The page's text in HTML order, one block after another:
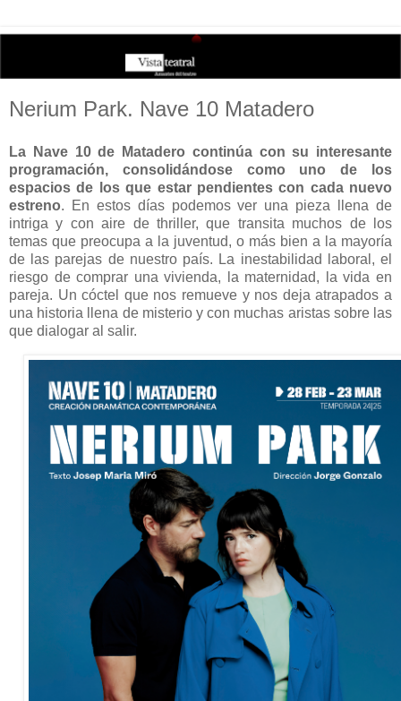
Nerium Park. Nave 10 Matadero
La Nave 10 de Matadero continúa con su interesante
programación, consolidándose como uno de los
espacios de los que estar pendientes con cada nuevo
estreno. En estos días podemos ver una pieza llena de
intriga y con aire de thriller, que transita muchos de los
temas que preocupa a la juventud, o más bien a la mayoría
de las parejas de nuestro país. La inestabilidad laboral, el
riesgo de comprar una vivienda, la maternidad, la vida en
pareja. Un cóctel que nos remueve y nos deja atrapados a
una historia llena de misterio y con muchas aristas sobre las
que dialogar al salir.